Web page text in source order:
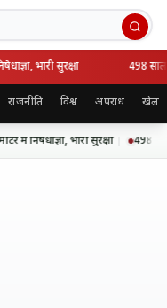
भारी सुरक्षा 498
राजनीति विश्व अपराध खेल
में निषेधाज्ञा, भारी सुरक्षा 498